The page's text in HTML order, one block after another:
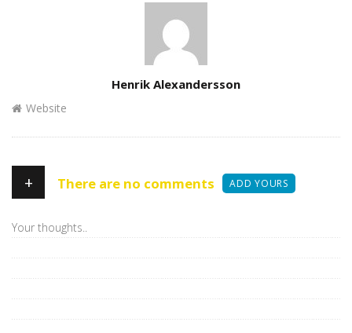
Henrik Alexandersson
Website
+ There are no comments ADD YOURS